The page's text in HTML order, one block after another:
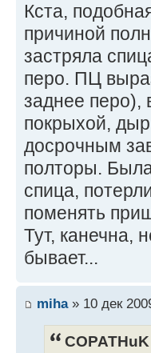
Кста,
причиной
застряла
перо. ПЦ
заднее перо),
покрыхой,
досрочным
полторы.
спица,
поменять
Тут, канечна,
бывает...
miha» 10 дек